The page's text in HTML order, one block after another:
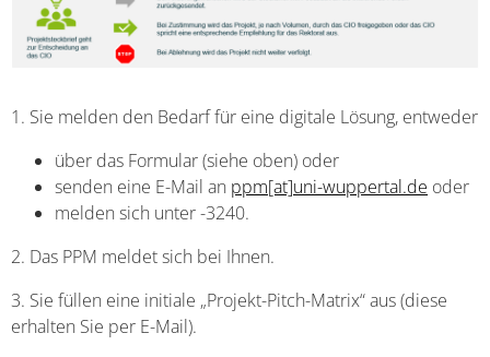
1. Sie melden den Bedarf für eine digitale Lösung, entweder
über das Formular (siehe oben) oder
senden eine E-Mail an ppm[at]uni-wuppertal.de oder
melden sich unter -3240.
2. Das PPM meldet sich bei Ihnen.
3. Sie füllen eine initiale „Projekt-Pitch-Matrix“ aus (diese
erhalten Sie per E-Mail).